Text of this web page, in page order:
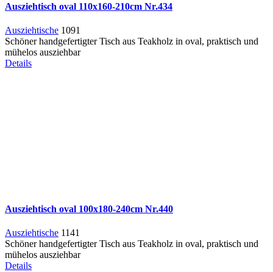
Ausziehtisch oval 110x160-210cm Nr.434
Ausziehtische 1091
Schöner handgefertigter Tisch aus Teakholz in oval, praktisch und
mühelos ausziehbar
Details
Ausziehtisch oval 100x180-240cm Nr.440
Ausziehtische 1141
Schöner handgefertigter Tisch aus Teakholz in oval, praktisch und
mühelos ausziehbar
Details